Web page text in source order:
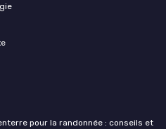
pour la randonnée : conseils et